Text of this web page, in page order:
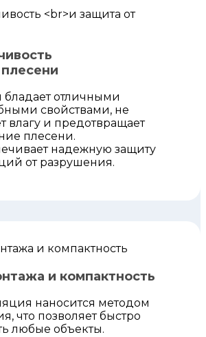
бладает отличными
свойствами, не
влагу и предотвращает
плесени.
надежную защиту
от разрушения.
и компактность
наносится методом
что позволяет быстро
любые объекты.